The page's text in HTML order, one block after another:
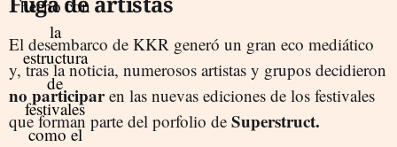
El desembarco de KKR generó un gran eco mediático
y, tras la noticia, numerosos artistas y grupos decidieron
no participaren las nuevas ediciones de los festivales
que forman parte del porfolio de Superstruct.